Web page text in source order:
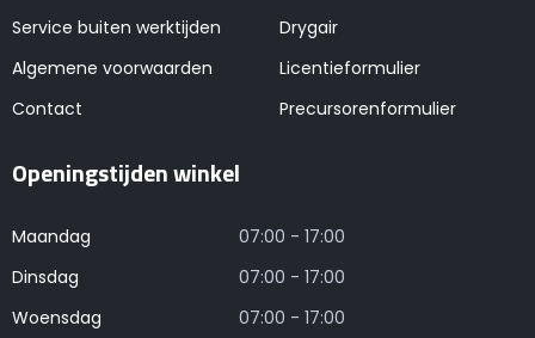
Service buiten werktijden
Algemene voorwaarden
Contact
Drygair
Licentieformulier
Precursorenformulier
Openingstijden winkel
Maandag
07:00 - 17:00
Dinsdag
07:00 - 17:00
Woensdag
07:00 - 17:00